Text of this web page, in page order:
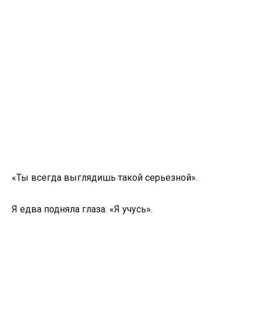
«Ты всегда выглядишь такой серьезной».
Я едва подняла глаза. «Я учусь».